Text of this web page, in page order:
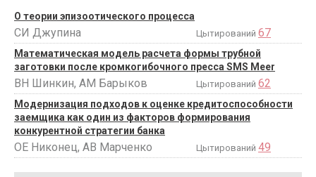
О теории эпизоотического процесса
СИ Джупина Цытирований 67
Математическая модель расчета формы трубной
заготовки после кромкогибочного пресса SMS Meer
ВН Шинкин, АМ Барыков Цытирований 62
Модернизация подходов к оценке кредитоспособности
заемщика как один из факторов формирования
конкурентной стратегии банка
ОЕ Никонец, АВ Марченко Цытирований 49